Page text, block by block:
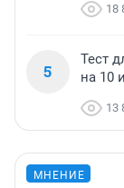
18
5
Тест
на 10
13
МНЕНИЕ